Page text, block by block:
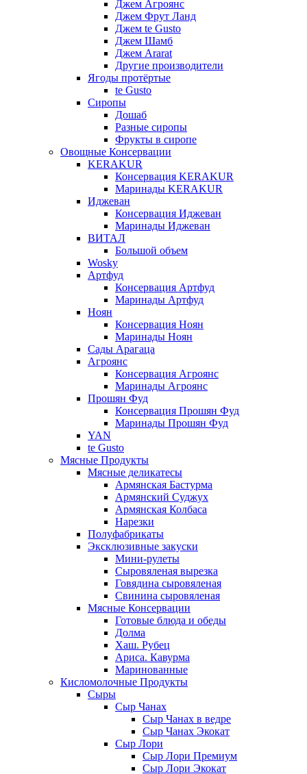
Джем Агроянс
Джем Фрут Ланд
Джем te Gusto
Джем Шамб
Джем Ararat
Другие производители
Ягоды протёртые
te Gusto
Сиропы
Дошаб
Разные сиропы
Фрукты в сиропе
Овощные Консервации
KERAKUR
Консервация KERAKUR
Маринады KERAKUR
Иджеван
Консервация Иджеван
Маринады Иджеван
ВИТАЛ
Большой объем
Wosky
Артфуд
Консервация Артфуд
Маринады Артфуд
Ноян
Консервация Ноян
Маринады Ноян
Сады Арагаца
Агроянс
Консервация Агроянс
Маринады Агроянс
Прошян Фуд
Консервация Прошян Фуд
Маринады Прошян Фуд
YAN
te Gusto
Мясные Продукты
Мясные деликатесы
Армянская Бастурма
Армянский Суджух
Армянская Колбаса
Нарезки
Полуфабрикаты
Эксклюзивные закуски
Мини-рулеты
Сыровяленая вырезка
Говядина сыровяленая
Свинина сыровяленая
Мясные Консервации
Готовые блюда и обеды
Долма
Хаш. Рубец
Ариса. Кавурма
Маринованные
Кисломолочные Продукты
Сыры
Сыр Чанах
Сыр Чанах в ведре
Сыр Чанах Экокат
Сыр Лори
Сыр Лори Премиум
Сыр Лори Экокат